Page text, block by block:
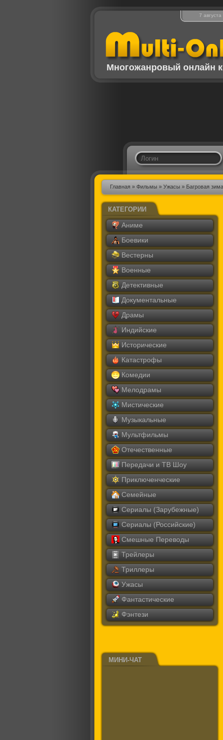
7
Многожанровый онлайн
Главная» Фильмы» Ужасы» Багровая зима
КАТЕГОРИИ
Аниме
Боевики
Вестерны
Военные
Детективные
Документальные
Драмы
Индийские
Исторические
Катастрофы
Комедии
Мелодрамы
Мистические
Музыкальные
Мультфильмы
Отечественные
Передачи и ТВ Шоу
Приключенческие
Семейные
Сериалы (Зарубежные)
Сериалы (Российские)
Смешные Переводы
Трейлеры
Триллеры
Ужасы
Фантастические
Фэнтези
МИНИ-ЧАТ